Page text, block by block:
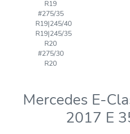
R19
#275/35
R19|245/40
R19|245/35
R20
#275/30
R20
Mercedes E-
2017 E